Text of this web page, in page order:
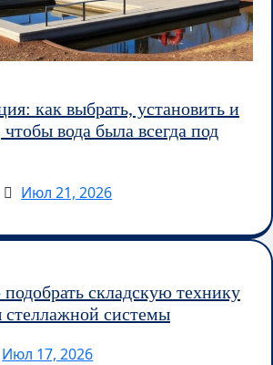
как выбрать, установить и
вода была всегда под
Июл 21, 2026
складскую технику
стеллажной системы
Июл 17, 2026